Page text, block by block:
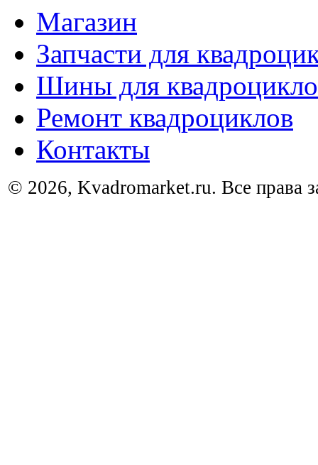
Магазин
Запчасти для
Шины для
Ремонт квадроциклов
Контакты
© 2026, Kvadromarket.ru. Все права